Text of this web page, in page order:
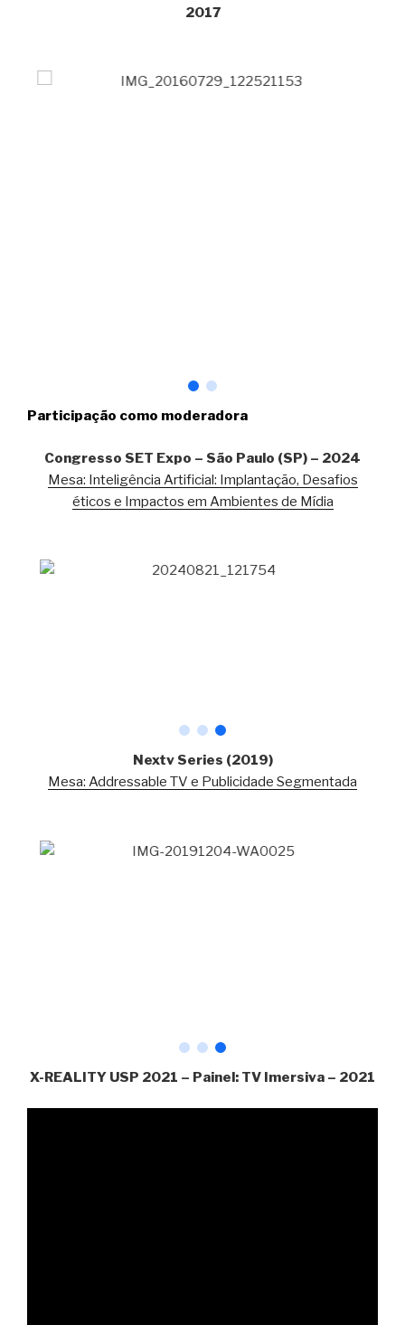
2017
Participação como moderadora
Congresso SET Expo – São Paulo (SP) – 2024
Mesa: Inteligência Artificial: Implantação, Desafios
éticos e Impactos em Ambientes de Mídia
Nextv Series (2019)
Mesa: Addressable TV e Publicidade Segmentada
X-REALITY USP 2021 – Painel: TV Imersiva – 2021